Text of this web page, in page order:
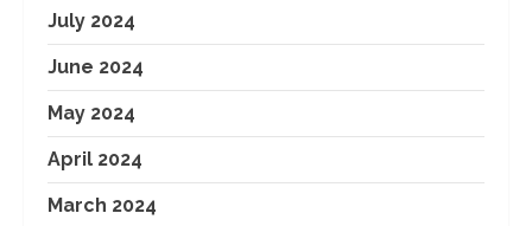
July 2024
June 2024
May 2024
April 2024
March 2024